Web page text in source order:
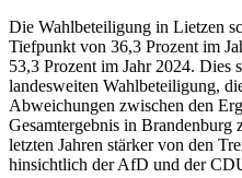
Die Wahlbeteiligung in Lietzen
Tiefpunkt von 36,3 Prozent im
53,3 Prozent im Jahr 2024. Dies
landesweiten Wahlbeteiligung,
Abweichungen zwischen den
Gesamtergebnis in Brandenburg
letzten Jahren stärker von den
hinsichtlich der AfD und der